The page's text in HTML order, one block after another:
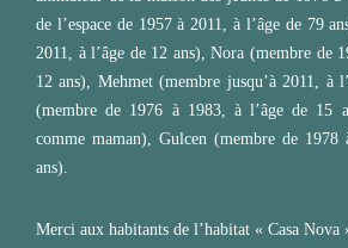
de l’espace de 1957 à 2011, à l’âge de 79
2011, à l’âge de 12 ans), Nora (membre de
12 ans), Mehmet (membre jusqu’à 2011, à
(membre de 1976 à 1983, à l’âge de 15
comme maman), Gulcen (membre de 1978
ans).
Merci aux habitants de l’habitat « Casa Nova